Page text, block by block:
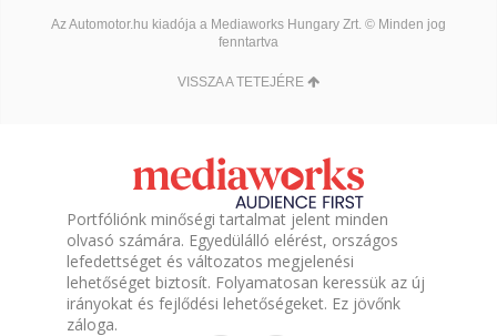
Az Automotor.hu kiadója a Mediaworks Hungary Zrt. © Minden jog
fenntartva
VISSZA A TETEJÉRE
Portfóliónk minőségi tartalmat jelent minden
olvasó számára. Egyedülálló elérést, országos
lefedettséget és változatos megjelenési
lehetőséget biztosít. Folyamatosan keressük az új
irányokat és fejlődési lehetőségeket. Ez jövőnk
záloga.